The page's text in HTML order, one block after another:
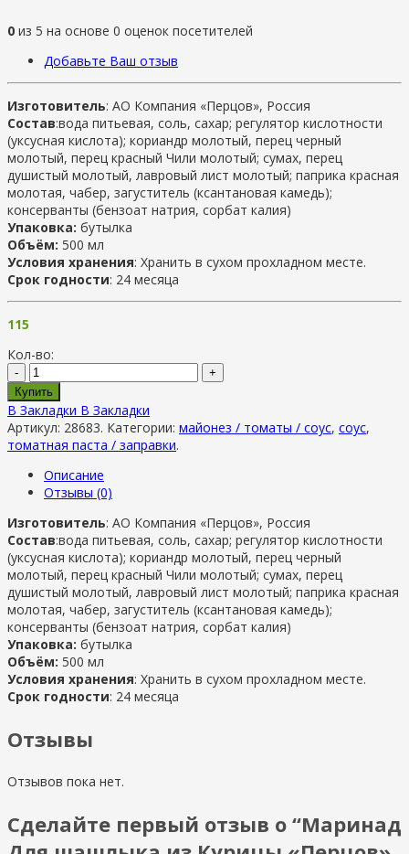
0 из 5 на основе 0 оценок посетителей
Добавьте Ваш отзыв
Изготовитель: АО Компания «Перцов», Россия
Состав:вода питьевая, соль, сахар; регулятор кислотности
(уксусная кислота); кориандр молотый, перец черный
молотый, перец красный Чили молотый; сумах, перец
душистый молотый, лавровый лист молотый; паприка красная
молотая, чабер, загуститель (ксантановая камедь);
консерванты (бензоат натрия, сорбат калия)
Упаковка: бутылка
Объём: 500 мл
Условия хранения: Хранить в сухом прохладном месте.
Срок годности: 24 месяца
115
Кол-во:
-
+
Купить
В Закладки В Закладки
Артикул: 28683. Категории: майонез / томаты / соус, соус,
томатная паста / заправки.
Описание
Отзывы (0)
Изготовитель: АО Компания «Перцов», Россия
Состав:вода питьевая, соль, сахар; регулятор кислотности
(уксусная кислота); кориандр молотый, перец черный
молотый, перец красный Чили молотый; сумах, перец
душистый молотый, лавровый лист молотый; паприка красная
молотая, чабер, загуститель (ксантановая камедь);
консерванты (бензоат натрия, сорбат калия)
Упаковка: бутылка
Объём: 500 мл
Условия хранения: Хранить в сухом прохладном месте.
Срок годности: 24 месяца
Отзывы
Отзывов пока нет.
Сделайте первый отзыв о “Маринад